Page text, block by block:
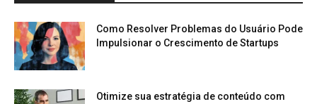
Como Resolver Problemas do Usuário Pode
Impulsionar o Crescimento de Startups
Otimize sua estratégia de conteúdo com